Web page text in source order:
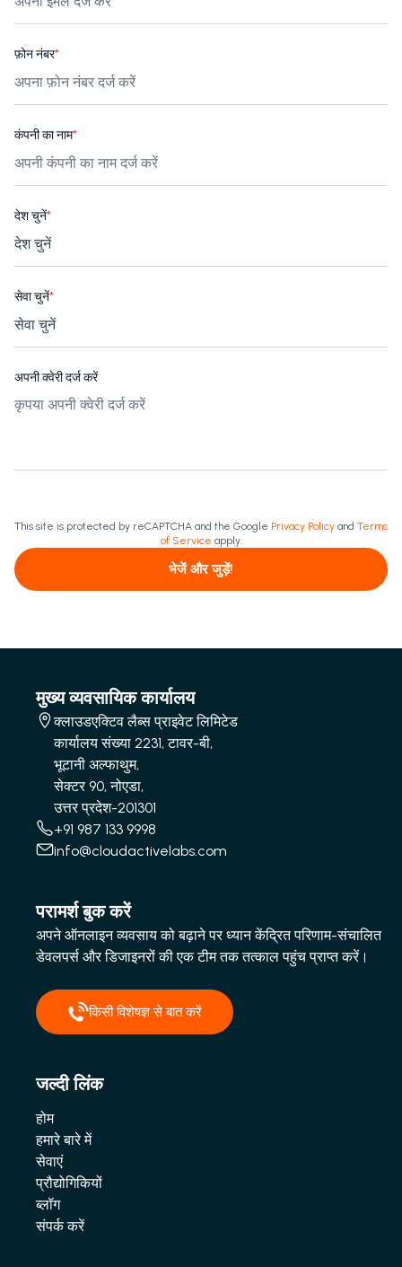
फ़ोन नंबर*
कंपनी का नाम*
देश चुनें*
सेवा चुनें*
अपनी क्वेरी दर्ज करें
This site is protected by reCAPTCHA and the Google Privacy Policy and Terms
of Service apply.
भेजें और जुड़ें!
मुख्य व्यवसायिक कार्यालय
क्लाउडएक्टिव लैब्स प्राइवेट लिमिटेड
कार्यालय संख्या 2231, टावर-बी,
भूटानी अल्फाथुम,
सेक्टर 90, नोएडा,
उत्तर प्रदेश-201301
+91 987 133 9998
info@cloudactivelabs.com
परामर्श बुक करें
अपने ऑनलाइन व्यवसाय को बढ़ाने पर ध्यान केंद्रित परिणाम-संचालित
डेवलपर्स और डिजाइनरों की एक टीम तक तत्काल पहुंच प्राप्त करें।
किसी विशेषज्ञ से बात करें
जल्दी लिंक
होम
हमारे बारे में
सेवाएं
प्रौद्योगिकियों
ब्लॉग
संपर्क करें